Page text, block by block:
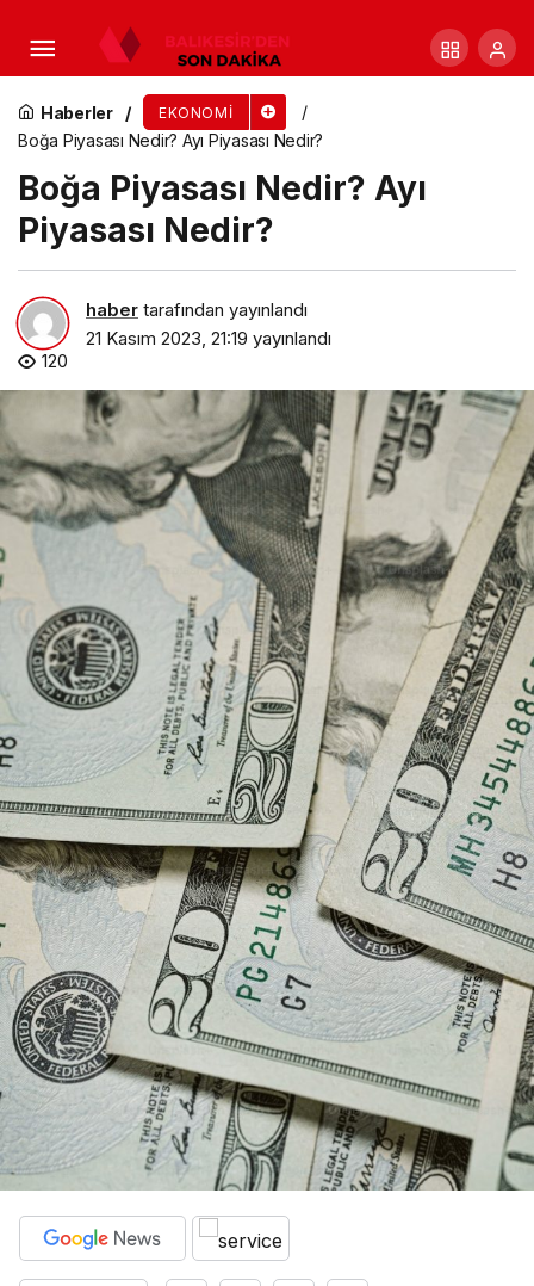
Haberler EKONOMI
Boğa Piyasası Nedir? Ayı Piyasası Nedir?
Boğa Piyasası Nedir? Ayı
Piyasası Nedir?
haber tarafından yayınlandı
21 Kasım 2023, 21:19 yayınlandı
120
Okyanus Nedir? Okyanus Nasıl Olmuştur?
Okyanus Özellikleri